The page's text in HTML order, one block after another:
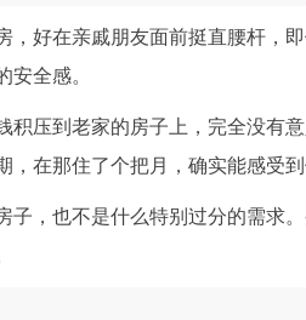
好在亲戚朋友面前挺直腰杆，
全感。
压到老家的房子上，完全没有
在那住了个把月，确实能感受到
，也不是什么特别过分的需求。